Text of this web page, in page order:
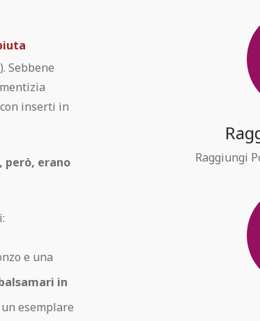
Raggiungi
Sebbene
inserti in
però, erano
e una
in
esemplare